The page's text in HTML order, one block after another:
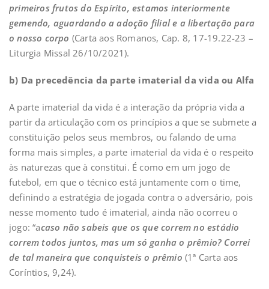
primeiros frutos do Espírito, estamos interiormente
gemendo, aguardando a adoção filial e a libertação para
o nosso corpo (Carta aos Romanos, Cap. 8, 17-19.22-23 –
Liturgia Missal 26/10/2021).
b) Da precedência da parte imaterial da vida ou Alfa
A parte imaterial da vida é a interação da própria vida a
partir da articulação com os princípios a que se submete a
constituição pelos seus membros, ou falando de uma
forma mais simples, a parte imaterial da vida é o respeito
às naturezas que à constitui. É como em um jogo de
futebol, em que o técnico está juntamente com o time,
definindo a estratégia de jogada contra o adversário, pois
nesse momento tudo é imaterial, ainda não ocorreu o
jogo: “acaso não sabeis que os que correm no estádio
correm todos juntos, mas um só ganha o prêmio? Correi
de tal maneira que conquisteis o prêmio (1ª Carta aos
Coríntios, 9,24).